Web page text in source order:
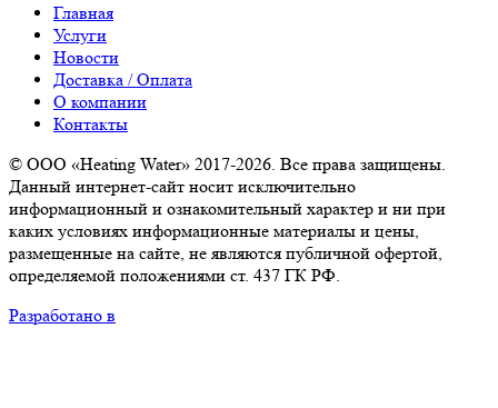
Главная
Услуги
Новости
Доставка / Оплата
О компании
Контакты
© ООО «Heating Water» 2017-2026. Все права защищены.
Данный интернет-сайт носит исключительно
информационный и ознакомительный характер и ни при
каких условиях информационные материалы и цены,
размещенные на сайте, не являются публичной офертой,
определяемой положениями ст. 437 ГК РФ.
Разработано в